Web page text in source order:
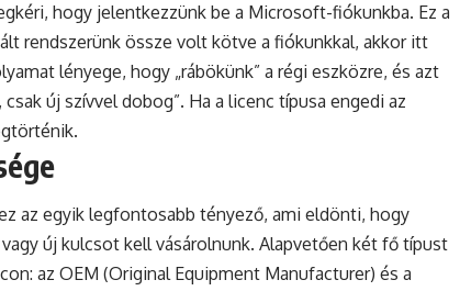
hogy jelentkezzünk be a Microsoft-fiókunkba. Ez a
rendszerünk össze volt kötve a fiókunkkal, akkor itt
lényege, hogy „rábökünk” a régi eszközre, és azt
új szívvel dobog”. Ha a licenc típusa engedi az
az egyik legfontosabb tényező, ami eldönti, hogy
új kulcsot kell vásárolnunk. Alapvetően két fő típust
az OEM (Original Equipment Manufacturer) és a